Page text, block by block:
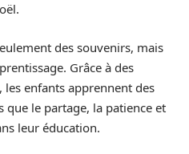
des souvenirs, mais
Grâce à des
enfants apprennent des
le partage, la patience et
leur éducation.